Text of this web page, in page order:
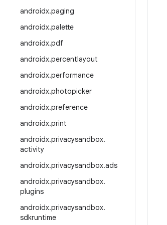
androidx.paging
androidx.palette
androidx.pdf
androidx.percentlayout
androidx.performance
androidx.photopicker
androidx.preference
androidx.print
androidx.privacysandbox.
activity
androidx.privacysandbox.ads
androidx.privacysandbox.
plugins
androidx.privacysandbox.
sdkruntime